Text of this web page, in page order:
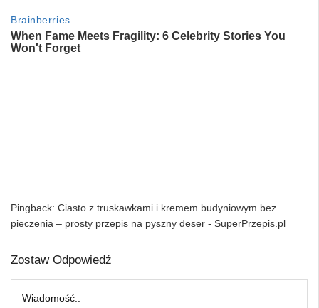
Pingback: Ciasto z truskawkami i kremem budyniowym bez
pieczenia – prosty przepis na pyszny deser - SuperPrzepis.pl
Zostaw Odpowiedź